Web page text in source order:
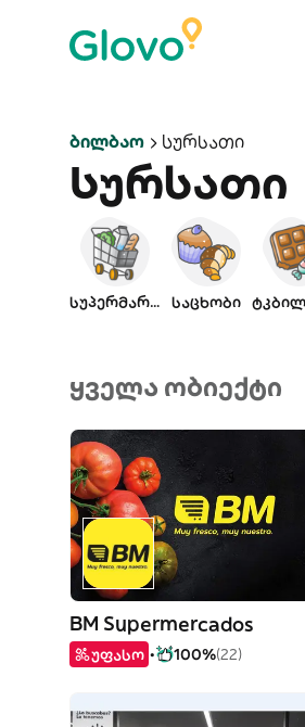
Ბილბაო Სურსათი
Სურსათი
სუპერმარკეტი საცხობი
ყველა ობიექტი
BM Supermercados
უფასო 100%(22)